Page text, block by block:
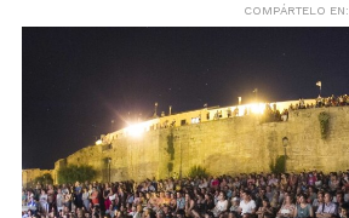
COMPÁRTELO EN: